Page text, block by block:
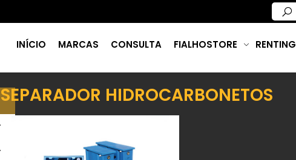
INÍCIO MARCAS CONSULTA FIALHOSTORE RENTING
SEPARADOR HIDROCARBONETOS